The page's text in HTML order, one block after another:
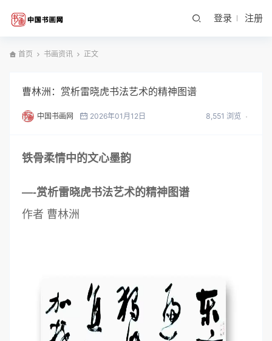
登录 注册
首页 书画资讯 正文
曹林洲：赏析雷晓虎书法艺术的精神图谱
中国书画网 2026年01月12日 8,551 浏览
铁骨柔情中的文心墨韵
—-赏析雷晓虎书法艺术的精神图谱
作者 曹林洲